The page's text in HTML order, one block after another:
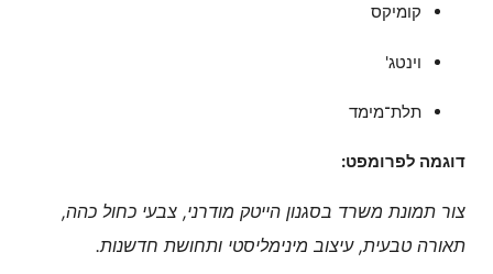
קומיקס
וינטג'
תלת־מימד
דוגמה לפרומפט:
צור תמונת משרד בסגנון הייטק מודרני, צבעי כחול כהה,
תאורה טבעית, עיצוב מינימליסטי ותחושת חדשנות.